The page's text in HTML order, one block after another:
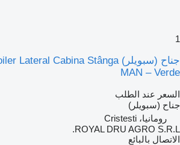
1
MAN – Verde
السعر عند الطلب
جناح (سبويلر)
رومانيا، Cristesti
ROYAL DRU AGRO S.R.L.
الاتصال بالبائع